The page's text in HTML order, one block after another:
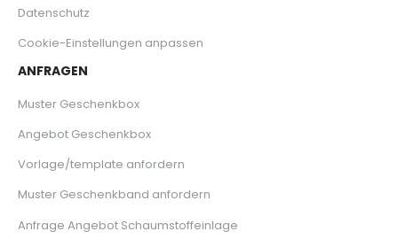
Datenschutz
Cookie-Einstellungen anpassen
ANFRAGEN
Muster Geschenkbox
Angebot Geschenkbox
Vorlage/template anfordern
Muster Geschenkband anfordern
Anfrage Angebot Schaumstoffeinlage